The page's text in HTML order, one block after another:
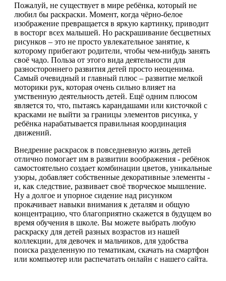
Пожалуй, не существует в мире ребёнка, который не
любил бы раскраски. Момент, когда чёрно-белое
изображение превращается в яркую картинку, приводит
в восторг всех малышей. Но раскрашивание бесцветных
рисунков – это не просто увлекательное занятие, к
которому прибегают родители, чтобы чем-нибудь занять
своё чадо. Польза от этого вида деятельности для
разностороннего развития детей просто неоценима.
Самый очевидный и главный плюс – развитие мелкой
моторики рук, которая очень сильно влияет на
умственную деятельность детей. Ещё одним плюсом
является то, что, пытаясь карандашами или кисточкой с
красками не выйти за границы элементов рисунка, у
ребёнка нарабатывается правильная координация
движений.
Внедрение раскрасок в повседневную жизнь детей
отлично помогает им в развитии воображения - ребёнок
самостоятельно создает комбинации цветов, уникальные
узоры, добавляет собственные декоративные элементы -
и, как следствие, развивает своё творческое мышление.
Ну а долгое и упорное сидение над рисунком
прокачивает навыки внимания к деталям и общую
концентрацию, что благоприятно скажется в будущем во
время обучения в школе. Вы можете выбрать любую
раскраску для детей разных возрастов из нашей
коллекции, для девочек и мальчиков, для удобства
поиска разделенную по тематикам, скачать на смартфон
или компьютер или распечатать онлайн с нашего сайта.